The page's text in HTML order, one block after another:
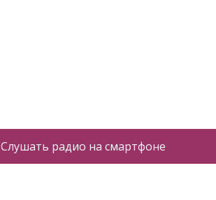
Слушать радио на смартфоне